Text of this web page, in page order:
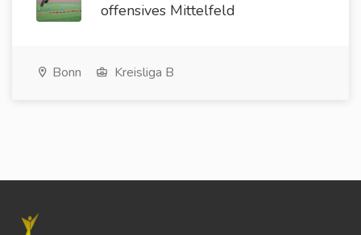
offensives Mittelfeld
Bonn Kreisliga B